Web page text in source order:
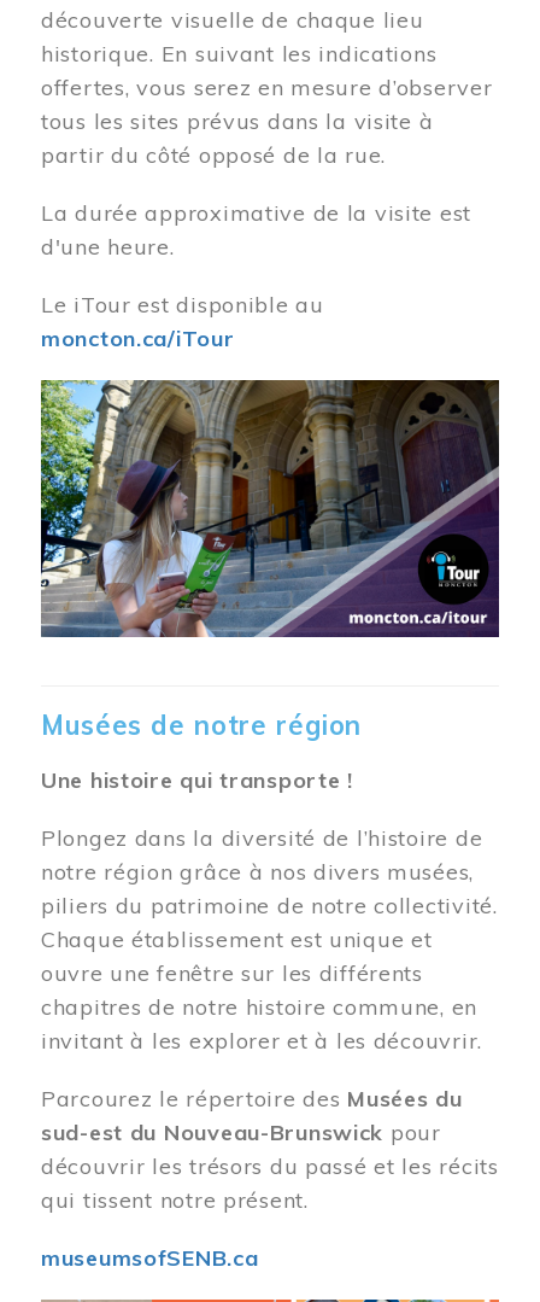
découverte visuelle de chaque lieu
historique. En suivant les indications
offertes, vous serez en mesure d’observer
tous les sites prévus dans la visite à
partir du côté opposé de la rue.
La durée approximative de la visite est
d'une heure.
Le iTour est disponible au
moncton.ca/iTour
Musées de notre région
Une histoire qui transporte !
Plongez dans la diversité de l’histoire de
notre région grâce à nos divers musées,
piliers du patrimoine de notre collectivité.
Chaque établissement est unique et
ouvre une fenêtre sur les différents
chapitres de notre histoire commune, en
invitant à les explorer et à les découvrir.
Parcourez le répertoire des Musées du
sud-est du Nouveau-Brunswick pour
découvrir les trésors du passé et les récits
qui tissent notre présent.
museumsofSENB.ca